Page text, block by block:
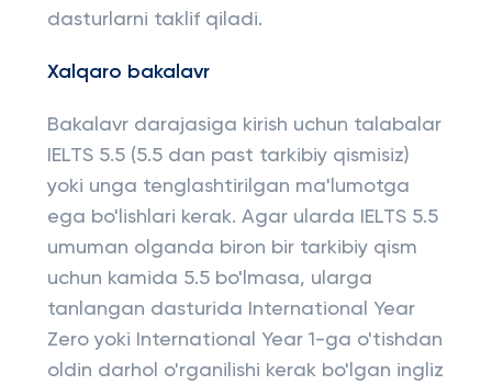
dasturlarni taklif qiladi.
Xalqaro bakalavr
Bakalavr darajasiga kirish uchun talabalar
IELTS 5.5 (5.5 dan past tarkibiy qismisiz)
yoki unga tenglashtirilgan ma'lumotga
ega bo'lishlari kerak. Agar ularda IELTS 5.5
umuman olganda biron bir tarkibiy qism
uchun kamida 5.5 bo'lmasa, ularga
tanlangan dasturida International Year
Zero yoki International Year 1-ga o'tishdan
oldin darhol o'rganilishi kerak bo'lgan ingliz